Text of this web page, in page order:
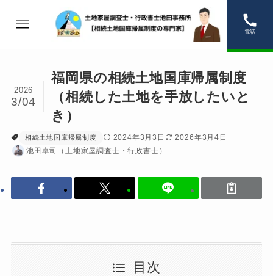
電話
福岡県の相続土地国庫帰属制度
（相続した土地を手放したいと
き）
2026
3/04
相続土地国庫帰属制度 2024年3月3日
2026年3月4日
池田卓司（土地家屋調査士・行政書士）
目次